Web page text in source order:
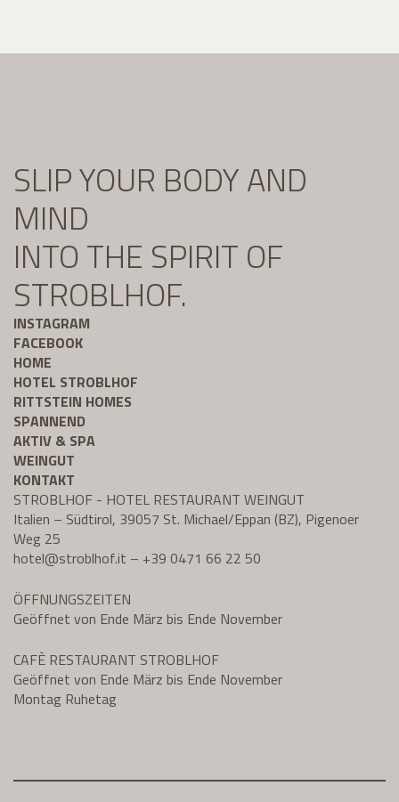
SLIP YOUR BODY AND
MIND
INTO THE SPIRIT OF
STROBLHOF.
INSTAGRAM
FACEBOOK
HOME
HOTEL STROBLHOF
RITTSTEIN HOMES
SPANNEND
AKTIV & SPA
WEINGUT
KONTAKT
STROBLHOF - HOTEL RESTAURANT WEINGUT
Italien – Südtirol, 39057 St. Michael/Eppan (BZ), Pigenoer
Weg 25
hotel@stroblhof.it – +39 0471 66 22 50
ÖFFNUNGSZEITEN
Geöffnet von Ende März bis Ende November
CAFÈ RESTAURANT STROBLHOF
Geöffnet von Ende März bis Ende November
Montag Ruhetag